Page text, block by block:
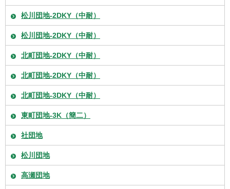
松川団地-2DKY（中耐）
松川団地-2DKY（中耐）
北町団地-2DKY（中耐）
北町団地-2DKY（中耐）
北町団地-3DKY（中耐）
東町団地-3K（簡二）
社団地
松川団地
高瀬団地